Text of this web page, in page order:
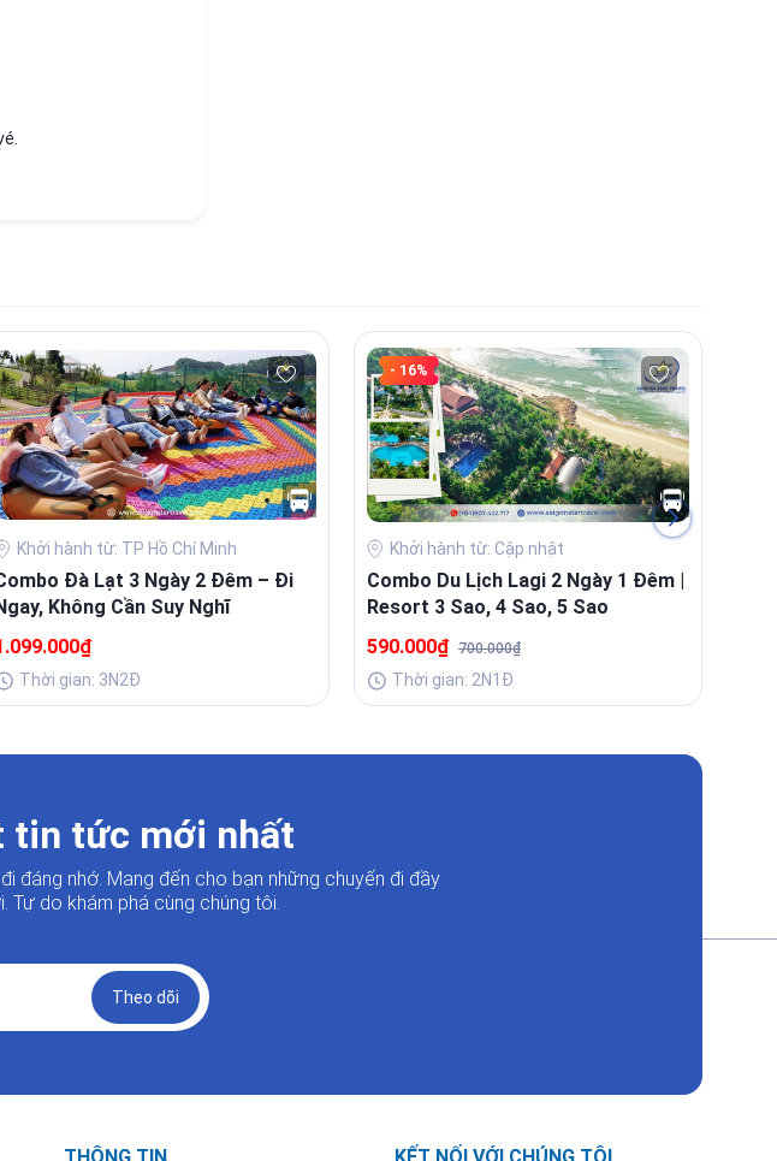
Khởi hành từ: TP Hồ Chí Minh
Đà Lạt 3 Ngày 2 Đêm – Đi
Không Cần Suy Nghĩ
Thời gian: 3N2Đ
- 16%
Khởi hành từ: Cập nhật
Combo Du Lịch Lagi 2 Ngày 1 Đêm |
Resort 3 Sao, 4 Sao, 5 Sao
590.000₫ 700.000₫
Thời gian: 2N1Đ
tin tức mới nhất
đáng nhớ. Mang đến cho bạn những chuyến đi đầy
Tự do khám phá cùng chúng tôi.
Theo dõi